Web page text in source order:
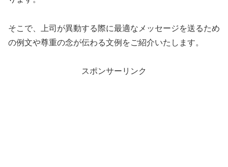
そこで、上司が異動する際に最適なメッセージを送るため
の例文や尊重の念が伝わる文例をご紹介いたします。
スポンサーリンク